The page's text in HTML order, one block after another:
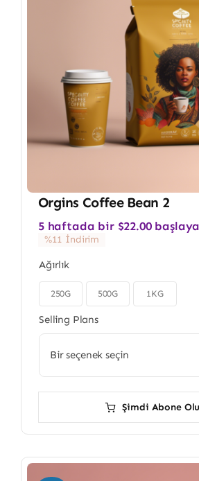
Orgins Coffee Bean 2
5 haftada bir $22.00
%11 İndirim
Ağırlık
250G 500G 1KG
Selling Plans
Şimdi Abone